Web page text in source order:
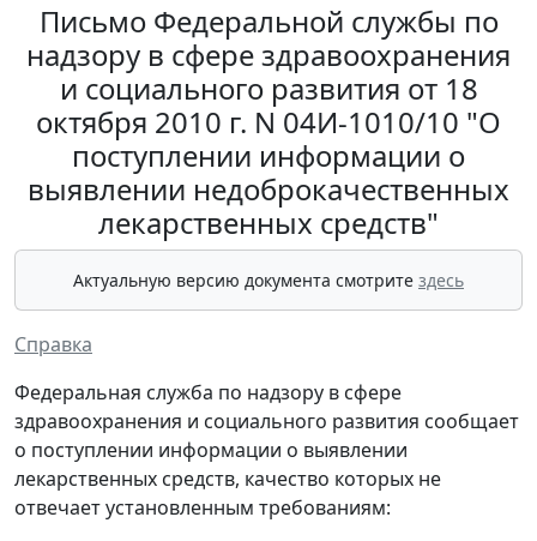
Письмо Федеральной службы по
надзору в сфере здравоохранения
и социального развития от 18
октября 2010 г. N 04И-1010/10 "О
поступлении информации о
выявлении недоброкачественных
лекарственных средств"
Актуальную версию документа смотрите здесь
Справка
Федеральная служба по надзору в сфере
здравоохранения и социального развития сообщает
о поступлении информации о выявлении
лекарственных средств, качество которых не
отвечает установленным требованиям: